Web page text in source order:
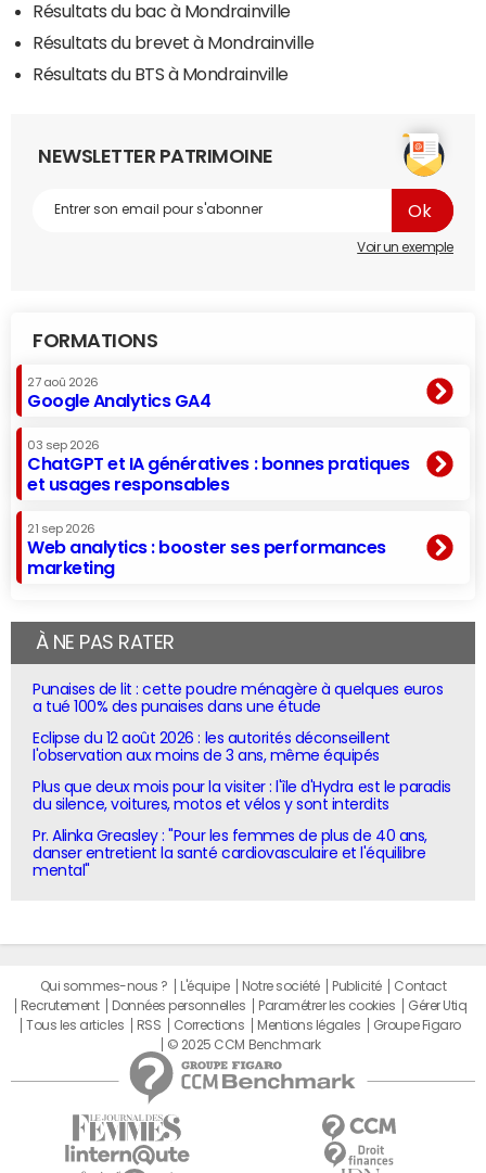
Résultats du bac à Mondrainville
Résultats du brevet à Mondrainville
Résultats du BTS à Mondrainville
NEWSLETTER PATRIMOINE
Voir un exemple
FORMATIONS
27 aoû 2026
Google Analytics GA4
03 sep 2026
ChatGPT et IA génératives : bonnes pratiques
et usages responsables
21 sep 2026
Web analytics : booster ses performances
marketing
À NE PAS RATER
Punaises de lit : cette poudre ménagère à quelques euros
a tué 100% des punaises dans une étude
Eclipse du 12 août 2026 : les autorités déconseillent
l'observation aux moins de 3 ans, même équipés
Plus que deux mois pour la visiter : l'île d'Hydra est le paradis
du silence, voitures, motos et vélos y sont interdits
Pr. Alinka Greasley : "Pour les femmes de plus de 40 ans,
danser entretient la santé cardiovasculaire et l'équilibre
mental"
Qui sommes-nous ? L'équipe Notre société Publicité
Contact
Recrutement
Données personnelles Paramétrer les cookies
Gérer Utiq
Tous les articles
RSS Corrections Mentions légales
Groupe Figaro
© 2025 CCM Benchmark